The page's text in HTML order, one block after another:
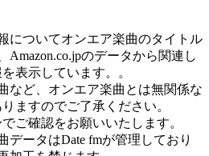
についてオンエア楽曲のタイトル
Amazon.co.jpのデータから関連し
表示しています。。
など、オンエア楽曲とは無関係な
ますのでご了承ください。
ご確認をお願いいたします。
データはDate fmが管理しており